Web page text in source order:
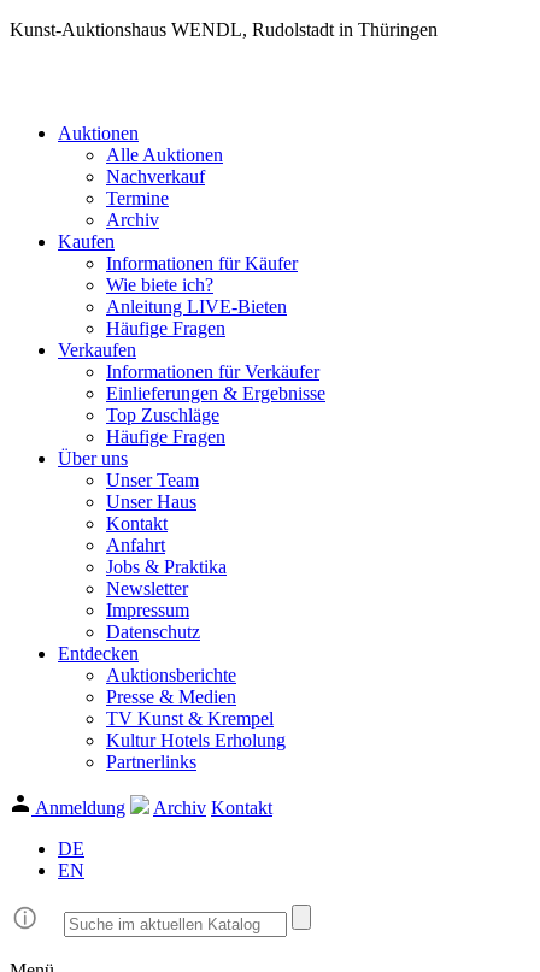
Kunst-Auktionshaus WENDL, Rudolstadt in Thüringen
Auktionen
Alle Auktionen
Nachverkauf
Termine
Archiv
Kaufen
Informationen für Käufer
Wie biete ich?
Anleitung LIVE-Bieten
Häufige Fragen
Verkaufen
Informationen für Verkäufer
Einlieferungen & Ergebnisse
Top Zuschläge
Häufige Fragen
Über uns
Unser Team
Unser Haus
Kontakt
Anfahrt
Jobs & Praktika
Newsletter
Impressum
Datenschutz
Entdecken
Auktionsberichte
Presse & Medien
TV Kunst & Krempel
Kultur Hotels Erholung
Partnerlinks
Anmeldung Archiv Kontakt
DE
EN